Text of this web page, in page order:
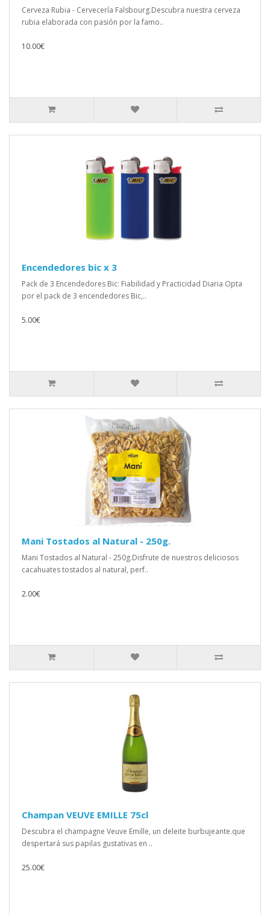
Cerveza Rubia - Cervecería Falsbourg.Descubra nuestra cerveza
rubia elaborada con pasión por la famo..
10.00€
Encendedores bic x 3
Pack de 3 Encendedores Bic: Fiabilidad y Practicidad Diaria Opta
por el pack de 3 encendedores Bic,..
5.00€
Mani Tostados al Natural - 250g.
Mani Tostados al Natural - 250g.Disfrute de nuestros deliciosos
cacahuates tostados al natural, perf..
2.00€
Champan VEUVE EMILLE 75cl
Descubra el champagne Veuve Emille, un deleite burbujeante.que
despertará sus papilas gustativas en ..
25.00€